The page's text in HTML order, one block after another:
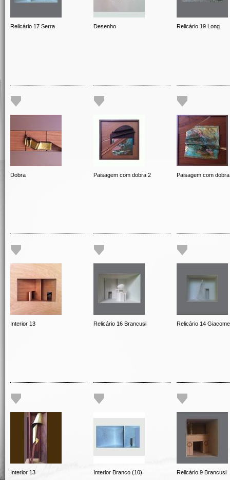
Relicário 17 Serra Desenho Relicário 19 Long
Dobra Paisagem com dobra 2 Paisagem com
Interior 13 Relicário 16 Brancusi Relicário 14
Interior 13 Interior Branco (10) Relicário 9 Brancusi